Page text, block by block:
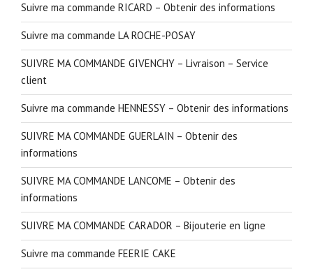
Suivre ma commande RICARD – Obtenir des informations
Suivre ma commande LA ROCHE-POSAY
SUIVRE MA COMMANDE GIVENCHY – Livraison – Service
client
Suivre ma commande HENNESSY – Obtenir des informations
SUIVRE MA COMMANDE GUERLAIN – Obtenir des
informations
SUIVRE MA COMMANDE LANCOME – Obtenir des
informations
SUIVRE MA COMMANDE CARADOR – Bijouterie en ligne
Suivre ma commande FEERIE CAKE